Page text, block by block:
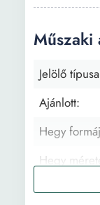
Műszaki
Jelölő
Ajánlott:
Hegy
Hegy
Alkalmazás: